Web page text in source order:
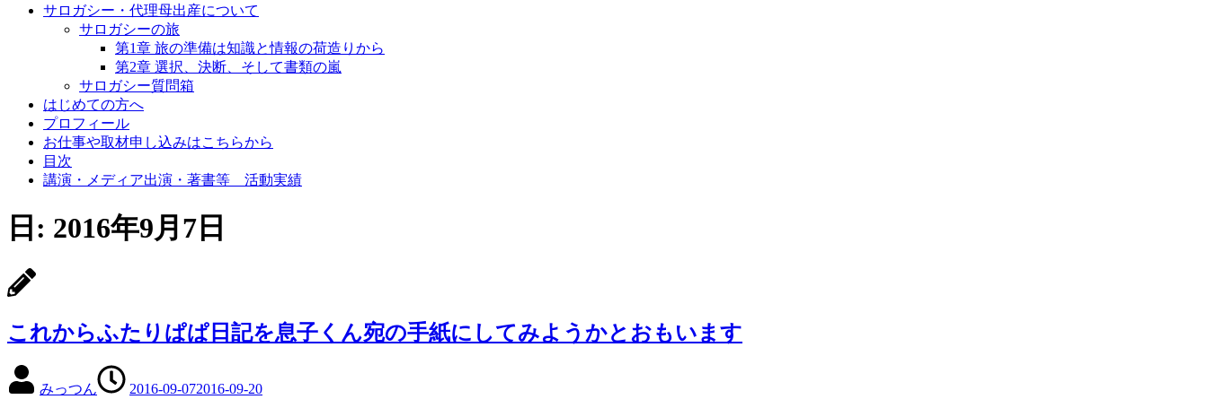
サロガシー・代理母出産について
サロガシーの旅
第1章 旅の準備は知識と情報の荷造りから
第2章 選択、決断、そして書類の嵐
サロガシー質問箱
はじめての方へ
プロフィール
お仕事や取材申し込みはこちらから
目次
講演・メディア出演・著書等 活動実績
日: 2016年9月7日
これからふたりぱぱ日記を息子くん宛の手紙にしてみようかとおもいます
みっつん 2016-09-072016-09-20